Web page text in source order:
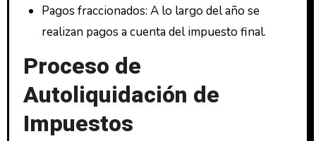
Pagos fraccionados: A lo largo del año se
realizan pagos a cuenta del impuesto final.
Proceso de
Autoliquidación de
Impuestos